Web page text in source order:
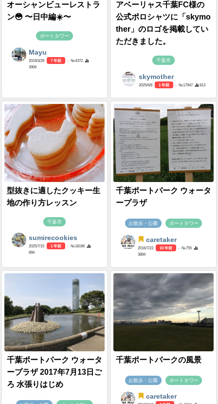
オーシャンビューレストラ
ン😳 〜日中編☀️〜
ポートタワー
Mayu
2019/3/29 7 年前
- №4372
3906
アベーリャス千葉FC様の
公式ポロシャツに「skymo
ther」のロゴを掲載してい
ただきました。
千葉市
skymother
2025/6/8 1 年前 - №17947 813
型抜きに適したクッキー生
地の作り方レッスン
千葉市
sumirecookies
2025/7/15 1 年前
- №18196
894
千葉ポートパーク ウォータ
ープラザ
お散歩・公園 ポートタワー
caretaker
2016/7/23 10 年前
- №755
3894
千葉ポートパーク ウォータ
ープラザ 2017年7月13日ご
ろ 水張りはじめ
千葉ポートパークの風景
お散歩・公園 ポートタワー
caretaker